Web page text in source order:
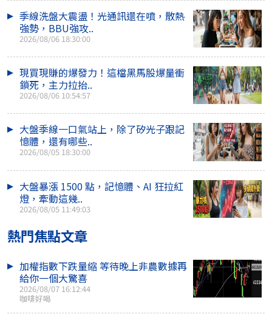
季線洗盤大震盪！光通訊還在噴，散熱
強勢，BBU強攻..
2026/08/06 18:30:00
現買現賺的爆發力！這檔黑馬股爆量衝
鎖死，主力拉抬..
2026/08/06 10:54:57
大盤季線一口氣站上，除了矽光子跟記
憶體，還有哪些..
2026/08/05 18:30:00
大盤暴漲 1500 點，記憶體、AI 狂拉紅
燈，牽動這幾..
2026/08/05 11:49:03
熱門焦點文章
加權指數下跌量縮 等待晚上非農數據再
給你一個大驚喜
2026/08/07 16:12:44
咖啡好喝